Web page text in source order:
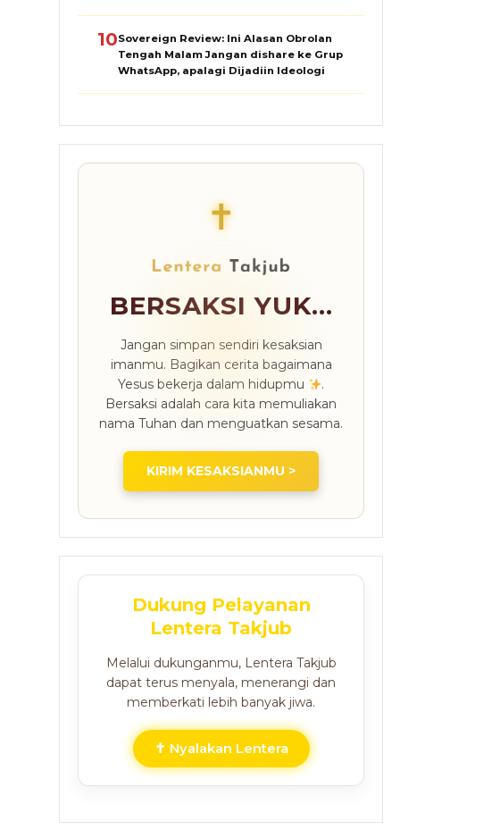
10Sovereign Review: Ini Alasan Obrolan
Tengah Malam Jangan dishare ke Grup
WhatsApp, apalagi Dijadiin Ideologi
✝
BERSAKSI YUK...
Jangan simpan sendiri kesaksian
imanmu. Bagikan cerita bagaimana
Yesus bekerja dalam hidupmu
.
Bersaksi adalah cara kita memuliakan
nama Tuhan dan menguatkan sesama.
KIRIM KESAKSIANMU >
Dukung Pelayanan
Lentera Takjub
Melalui dukunganmu, Lentera Takjub
dapat terus menyala, menerangi dan
memberkati lebih banyak jiwa.
✝ Nyalakan Lentera